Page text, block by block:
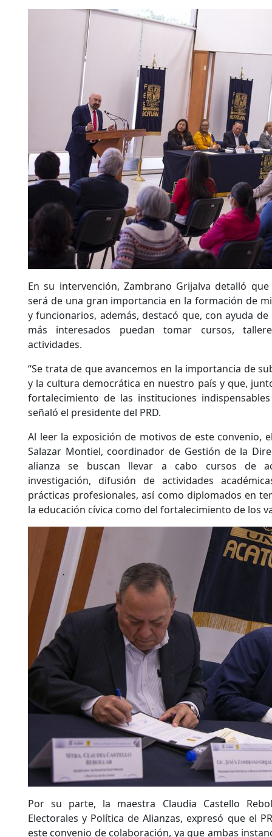
En su intervención, Zambrano Grijalva detalló
será de una gran importancia en la formación de
y funcionarios, además, destacó que, con ayuda
más interesados puedan tomar cursos,
actividades.
“Se trata de que avancemos en la importancia de
y la cultura democrática en nuestro país y que,
fortalecimiento de las instituciones
señaló el presidente del PRD.
Al leer la exposición de motivos de este convenio,
Salazar Montiel, coordinador de Gestión de la
alianza se buscan llevar a cabo cursos de
investigación, difusión de actividades
prácticas profesionales, así como diplomados en
la educación cívica como del fortalecimiento de los
Por su parte, la maestra Claudia Castello
Electorales y Política de Alianzas, expresó que el
este convenio de colaboración, ya que ambas